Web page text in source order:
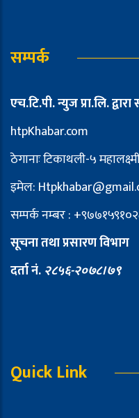
सम्पर्क
एच.टि.पी. न्युज प्रा.लि.
htpKhabar.com
ठेगानाः टिकाथली-५
इमेल:
सम्पर्क नम्बर :
सूचना तथा प्रसारण विभाग
दर्ता नं. २८५६-२०७८।७९
Quick Link